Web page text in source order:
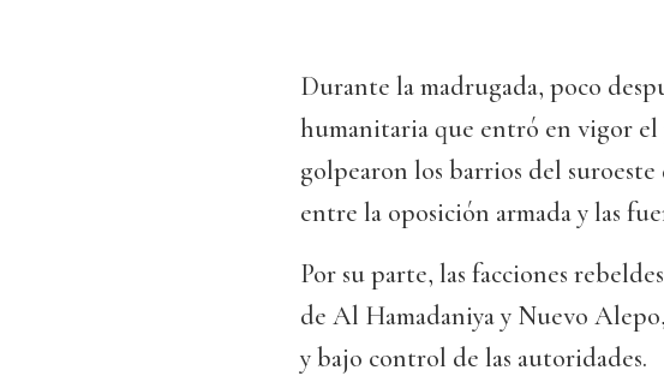
Durante la madrugada, poco
humanitaria que entró en vigor el
golpearon los barrios del
entre la oposición armada y las
Por su parte, las facciones
de Al Hamadaniya y Nuevo
y bajo control de las autoridades.